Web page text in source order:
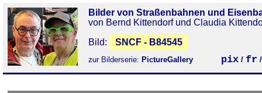
Bilder von Straßenbahnen und
von Bernd Kittendorf und Claudia
Bild:
SNCF - B84545
zur Bilderserie: PictureGallery pix / fr